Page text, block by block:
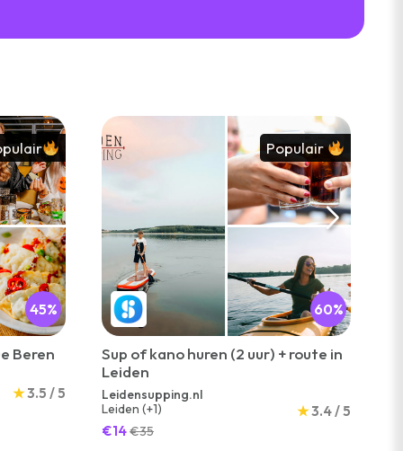
45%
Beren
★3.5 / 5
Populair
60%
Sup of kano huren (2 uur) + route in
Leiden
Leidensupping.nl
Leiden (+1)
★3.4 / 5
€14€35